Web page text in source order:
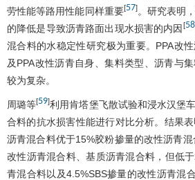
劳性能等路用性能同样重要[57]。研究表明
的降低是导致沥青路面出现水损害的内因 [58
混合料的水稳定性研究极为重要。PPA改
及PPA改性沥青自身、集料类型、沥青与
较为复杂。
周璐等[59]利用肯塔堡飞散试验和浸水汉堡
合料的抗水损害性能进行对比分析。结果
沥青混合料优于15%胶粉掺量的改性沥青
改性沥青混合料、基质沥青混合料，但低
青混合料以及4.5%SBS掺量的改性沥青混